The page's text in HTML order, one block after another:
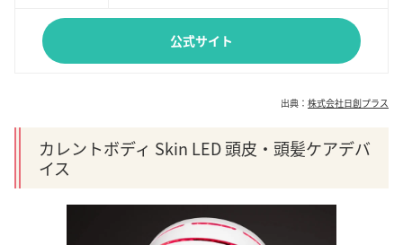
公式サイト
出典： 株式会社日創プラス
カレントボディ Skin LED 頭皮・頭髪ケアデバ
イス